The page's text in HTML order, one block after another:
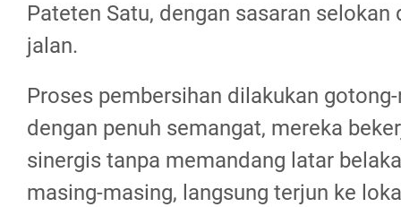
Pateten Satu, dengan sasaran
jalan.
Proses pembersihan dilakukan
dengan penuh semangat, mereka
sinergis tanpa memandang latar
masing-masing, langsung terjun ke